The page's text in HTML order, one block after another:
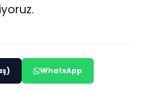
WhatsApp